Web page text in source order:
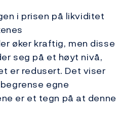
i prisen på likviditet
øker kraftig, men disse
seg på et høyt nivå,
er redusert. Det viser
egne
er et tegn på at denne